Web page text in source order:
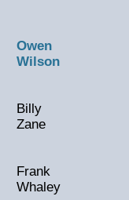
Owen
Wilson
Billy
Zane
Frank
Whaley